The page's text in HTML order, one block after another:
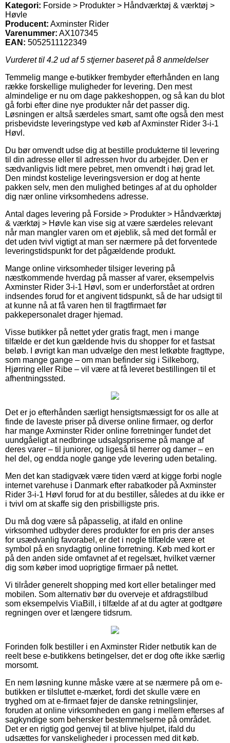
Kategori: Forside > Produkter > Håndværktøj & værktøj >
Høvle
Producent: Axminster Rider
Varenummer: AX107345
EAN: 5052511122349
Vurderet til 4.2 ud af 5 stjerner baseret på 8 anmeldelser
Temmelig mange e-butikker frembyder efterhånden en lang
række forskellige muligheder for levering. Den mest
almindelige er nu om dage pakkeshoppen, og så kan du blot
gå forbi efter dine nye produkter når det passer dig.
Løsningen er altså særdeles smart, samt ofte også den mest
prisbevidste leveringstype ved køb af Axminster Rider 3-i-1
Høvl.
Du bør omvendt udse dig at bestille produkterne til levering
til din adresse eller til adressen hvor du arbejder. Den er
sædvanligvis lidt mere pebret, men omvendt i høj grad let.
Den mindst kostelige leveringsversion er dog at hente
pakken selv, men den mulighed betinges af at du opholder
dig nær online virksomhedens adresse.
Antal dages levering på Forside > Produkter > Håndværktøj
& værktøj > Høvle kan vise sig at være særdeles relevant
når man mangler varen om et øjeblik, så med det formål er
det uden tvivl vigtigt at man ser nærmere på det forventede
leveringstidspunkt for det pågældende produkt.
Mange online virksomheder tilsiger levering på
næstkommende hverdag på masser af varer, eksempelvis
Axminster Rider 3-i-1 Høvl, som er underforstået at ordren
indsendes forud for et angivent tidspunkt, så de har udsigt til
at kunne nå at få varen hen til fragtfirmaet før
pakkepersonalet drager hjemad.
Visse butikker på nettet yder gratis fragt, men i mange
tilfælde er det kun gældende hvis du shopper for et fastsat
beløb. I øvrigt kan man udvælge den mest letkøbte fragttype,
som mange gange – om man befinder sig i Silkeborg,
Hjørring eller Ribe – vil være at få leveret bestillingen til et
afhentningssted.
Det er jo efterhånden særligt hensigtsmæssigt for os alle at
finde de laveste priser på diverse online firmaer, og derfor
har mange Axminster Rider online forretninger fundet det
uundgåeligt at nedbringe udsalgspriserne på mange af
deres varer – til juniorer, og ligeså til herrer og damer – en
hel del, og endda nogle gange yde levering uden betaling.
Men det kan stadigvæk være tiden værd at kigge forbi nogle
internet varehuse i Danmark efter rabatkoder på Axminster
Rider 3-i-1 Høvl forud for at du bestiller, således at du ikke er
i tvivl om at skaffe sig den prisbilligste pris.
Du må dog være så påpasselig, at ifald en online
virksomhed udbyder deres produkter for en pris der anses
for usædvanlig favorabel, er det i nogle tilfælde være et
symbol på en snydagtig online forretning. Køb med kort er
på den anden side omfavnet af et regelsæt, hvilket værner
dig som køber imod uoprigtige firmaer på nettet.
Vi tilråder generelt shopping med kort eller betalinger med
mobilen. Som alternativ bør du overveje et afdragstilbud
som eksempelvis ViaBill, i tilfælde af at du agter at godtgøre
regningen over et længere tidsrum.
Forinden folk bestiller i en Axminster Rider netbutik kan de
reelt bese e-butikkens betingelser, det er dog ofte ikke særlig
morsomt.
En nem løsning kunne måske være at se nærmere på om e-
butikken er tilsluttet e-mærket, fordi det skulle være en
tryghed om at e-firmaet føjer de danske retningslinjer,
foruden at online virksomheden en gang i mellem efterses af
sagkyndige som behersker bestemmelserne på området.
Det er en rigtig god genvej til at blive hjulpet, ifald du
udsættes for vanskeligheder i processen med dit køb.